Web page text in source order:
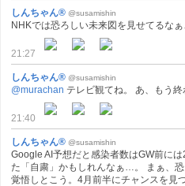
しんちゃん® @susamishin
NHKでは恐ろしい未来図を見せてるな
21:27
しんちゃん® @susamishin
@murachan テレビ観てね。 あ、もう終
21:40
しんちゃん® @susamishin
Google AI予想だと感染者数はGW前に
た「自粛」かもしれんなぁ…。 まぁ、恐
覚悟しとこう。4月前半にチャンスを見